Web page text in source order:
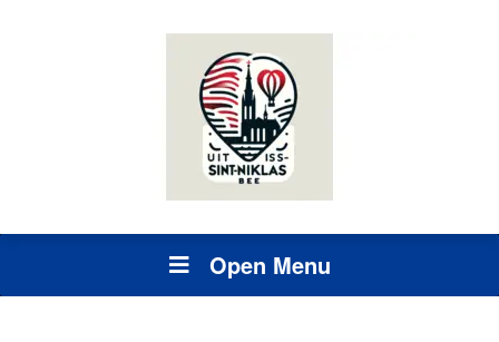
Open Menu